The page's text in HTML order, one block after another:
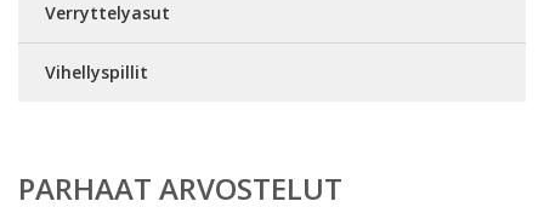
Verryttelyasut
Vihellyspillit
PARHAAT ARVOSTELUT